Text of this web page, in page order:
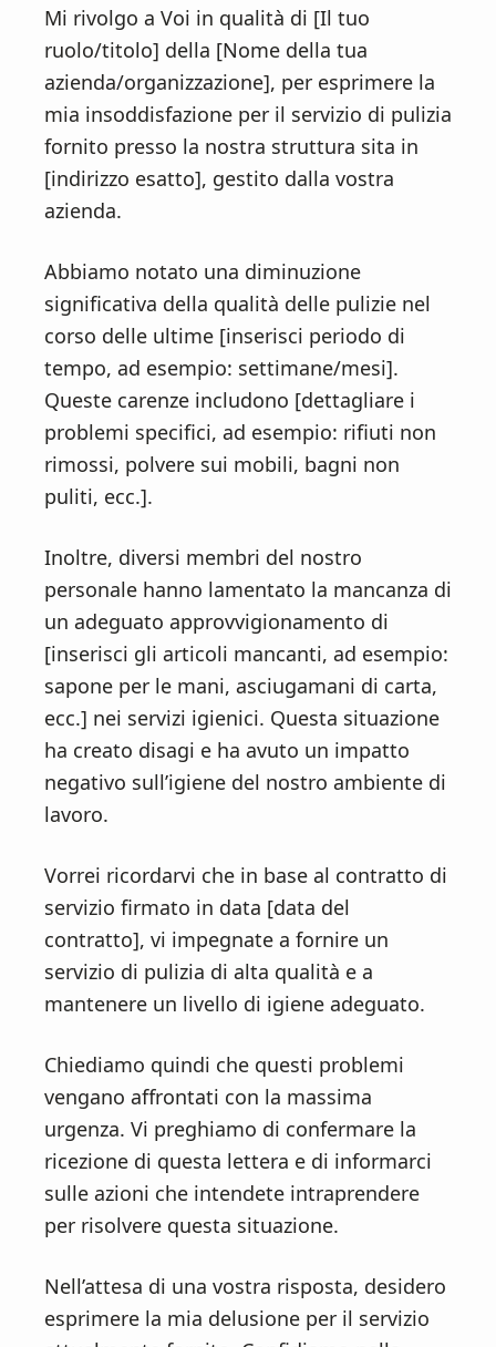
Mi rivolgo a Voi in qualità di [Il tuo
ruolo/titolo] della [Nome della tua
azienda/organizzazione], per esprimere la
mia insoddisfazione per il servizio di pulizia
fornito presso la nostra struttura sita in
[indirizzo esatto], gestito dalla vostra
azienda.
Abbiamo notato una diminuzione
significativa della qualità delle pulizie nel
corso delle ultime [inserisci periodo di
tempo, ad esempio: settimane/mesi].
Queste carenze includono [dettagliare i
problemi specifici, ad esempio: rifiuti non
rimossi, polvere sui mobili, bagni non
puliti, ecc.].
Inoltre, diversi membri del nostro
personale hanno lamentato la mancanza di
un adeguato approvvigionamento di
[inserisci gli articoli mancanti, ad esempio:
sapone per le mani, asciugamani di carta,
ecc.] nei servizi igienici. Questa situazione
ha creato disagi e ha avuto un impatto
negativo sull’igiene del nostro ambiente di
lavoro.
Vorrei ricordarvi che in base al contratto di
servizio firmato in data [data del
contratto], vi impegnate a fornire un
servizio di pulizia di alta qualità e a
mantenere un livello di igiene adeguato.
Chiediamo quindi che questi problemi
vengano affrontati con la massima
urgenza. Vi preghiamo di confermare la
ricezione di questa lettera e di informarci
sulle azioni che intendete intraprendere
per risolvere questa situazione.
Nell’attesa di una vostra risposta, desidero
esprimere la mia delusione per il servizio